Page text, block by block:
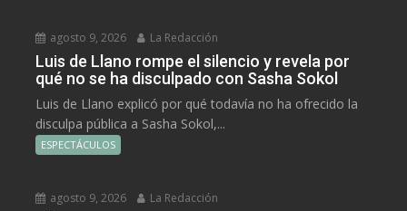
agosto 9, 2026 La Redacción
Luis de Llano rompe el silencio y revela por
qué no se ha disculpado con Sasha Sokol
Luis de Llano explicó por qué todavía no ha ofrecido la
disculpa pública a Sasha Sokol,...
ESPECTÁCULOS
agosto 9, 2026 La Redacción